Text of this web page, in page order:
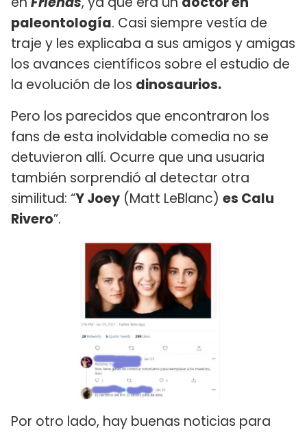
paleontología. Casi siempre vestía de
traje y les explicaba a sus amigos y amigas
los avances científicos sobre el estudio de
la evolución de los dinosaurios.
Pero los parecidos que encontraron los
fans de esta inolvidable comedia no se
detuvieron allí. Ocurre que una usuaria
también sorprendió al detectar otra
similitud: “Y Joey (Matt LeBlanc) es Calu
Rivero”.
Por otro lado, hay buenas noticias para